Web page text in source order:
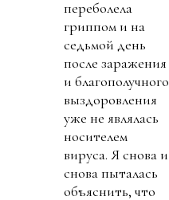
переболела
гриппом и на
седьмой день
после заражения
и благополучного
выздоровления
уже не являлась
носителем
вируса. Я снова и
снова пыталась
объяснить, что